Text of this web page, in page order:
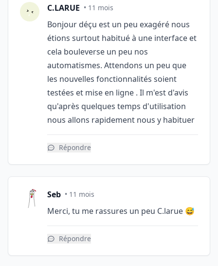
C.LARUE • 11 mois
Bonjour déçu est un peu exagéré nous
étions surtout habitué à une interface et
cela bouleverse un peu nos
automatismes. Attendons un peu que
les nouvelles fonctionnalités soient
testées et mise en ligne . Il m'est d'avis
qu'après quelques temps d'utilisation
nous allons rapidement nous y habituer
Répondre
Seb • 11 mois
Merci, tu me rassures un peu C.larue 😅
Répondre